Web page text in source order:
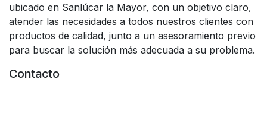
ubicado en Sanlúcar la Mayor, con un objetivo claro,
atender las necesidades a todos nuestros clientes con
productos de calidad, junto a un asesoramiento previo
para buscar la solución más adecuada a su problema.
Contacto